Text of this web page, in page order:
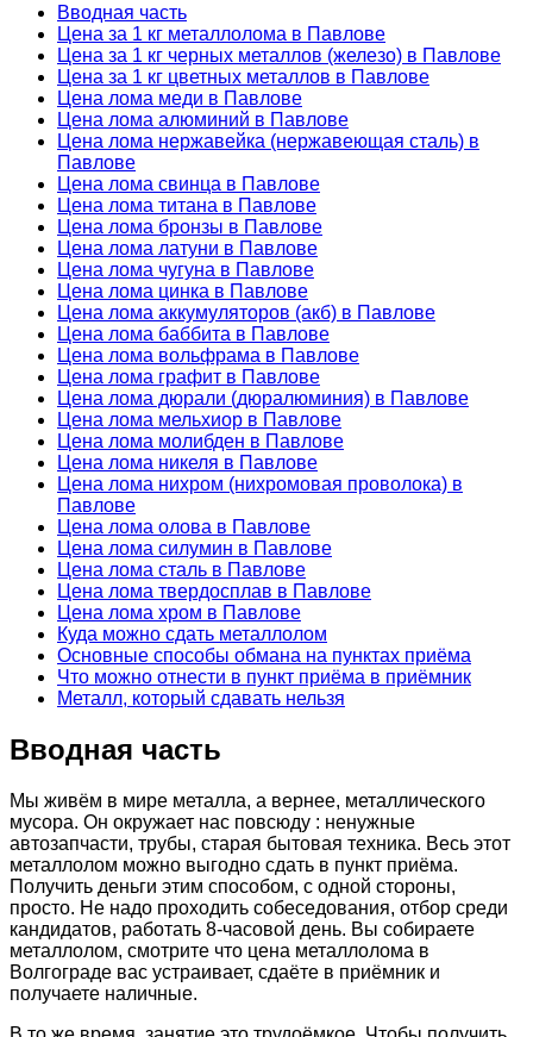
Вводная часть
Цена за 1 кг металлолома в Павлове
Цена за 1 кг черных металлов (железо) в Павлове
Цена за 1 кг цветных металлов в Павлове
Цена лома меди в Павлове
Цена лома алюминий в Павлове
Цена лома нержавейка (нержавеющая сталь) в
Павлове
Цена лома свинца в Павлове
Цена лома титана в Павлове
Цена лома бронзы в Павлове
Цена лома латуни в Павлове
Цена лома чугуна в Павлове
Цена лома цинка в Павлове
Цена лома аккумуляторов (акб) в Павлове
Цена лома баббита в Павлове
Цена лома вольфрама в Павлове
Цена лома графит в Павлове
Цена лома дюрали (дюралюминия) в Павлове
Цена лома мельхиор в Павлове
Цена лома молибден в Павлове
Цена лома никеля в Павлове
Цена лома нихром (нихромовая проволока) в
Павлове
Цена лома олова в Павлове
Цена лома силумин в Павлове
Цена лома сталь в Павлове
Цена лома твердосплав в Павлове
Цена лома хром в Павлове
Куда можно сдать металлолом
Основные способы обмана на пунктах приёма
Что можно отнести в пункт приёма в приёмник
Металл, который сдавать нельзя
Вводная часть
Мы живём в мире металла, а вернее, металлического
мусора. Он окружает нас повсюду : ненужные
автозапчасти, трубы, старая бытовая техника. Весь этот
металлолом можно выгодно сдать в пункт приёма.
Получить деньги этим способом, с одной стороны,
просто. Не надо проходить собеседования, отбор среди
кандидатов, работать 8-часовой день. Вы собираете
металлолом, смотрите что цена металлолома в
Волгограде вас устраивает, сдаёте в приёмник и
получаете наличные.